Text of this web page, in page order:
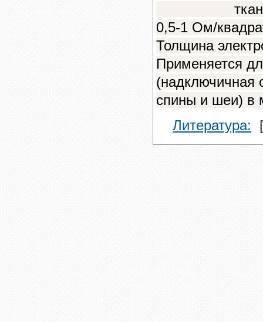
ткань
0,5-1 Ом/
Толщина
Применяется
(надключичная
спины и шеи) в
Литература: